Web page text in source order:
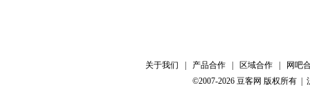
关于我们 产品合作 区域合作
网吧
©2007-2026 豆客网 版权所有 |